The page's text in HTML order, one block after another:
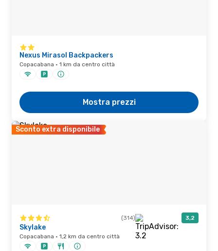
Nexus Mirasol Backpackers
Copacabana · 1 km da centro città
Mostra prezzi
Sconto extra disponibile
(314) 3,2
Skylake
Copacabana · 1,2 km da centro città